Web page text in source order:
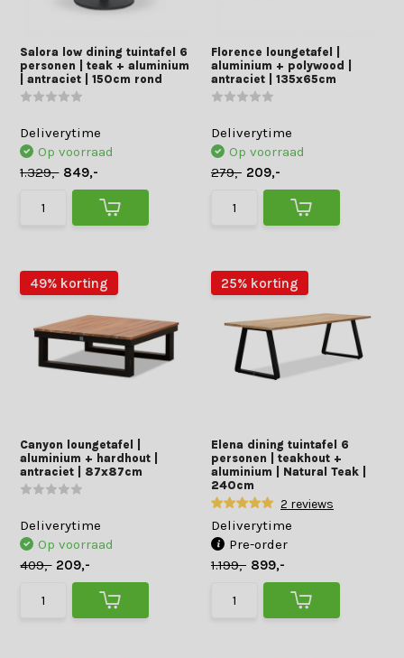
Salora low dining tuintafel 6
personen | teak + aluminium
| antraciet | 150cm rond
Deliverytime
Op voorraad
1.329,- 849,-
Florence loungetafel |
aluminium + polywood |
antraciet | 135x65cm
Deliverytime
Op voorraad
279,- 209,-
49% korting
Canyon loungetafel |
aluminium + hardhout |
antraciet | 87x87cm
Deliverytime
Op voorraad
409,- 209,-
25% korting
Elena dining tuintafel 6
personen | teakhout +
aluminium | Natural Teak |
240cm
2 reviews
Deliverytime
Pre-order
1.199,- 899,-